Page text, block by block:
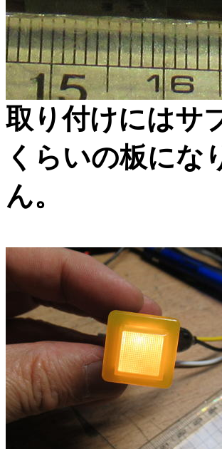
取り付けにはサ
くらいの板にな
ん。